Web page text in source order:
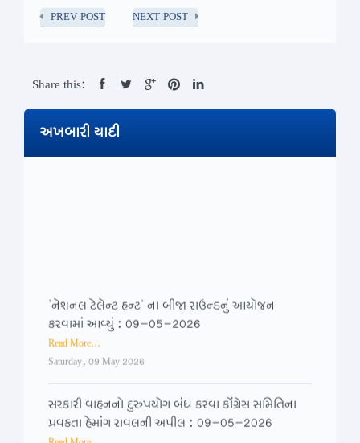
PREV POST NEXT POST
Share this:
અખબારી યાદી
'નેશનલ ટેલેન્ટ હન્ટ' ના બીજા રાઉન્ડનું આયોજન
કરવામાં આવ્યું : 09-05-2026
Read More...
Saturday, 09 May 2026
સરકારી વાહનનો દુરુપયોગ બંધ કરવા કોંગ્રેસ સમિતિના
પ્રવક્તા હેમાંગ રાવલની અપીલ : 09-05-2026
Read More...